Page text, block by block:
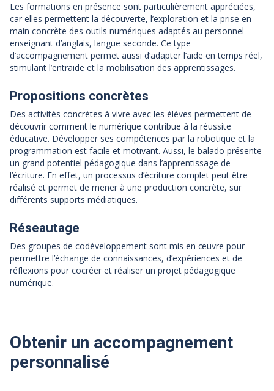
Les formations en présence sont particulièrement appréciées,
car elles permettent la découverte, l’exploration et la prise en
main concrète des outils numériques adaptés au personnel
enseignant d’anglais, langue seconde. Ce type
d’accompagnement permet aussi d’adapter l’aide en temps réel,
stimulant l’entraide et la mobilisation des apprentissages.
Propositions concrètes
Des activités concrètes à vivre avec les élèves permettent de
découvrir comment le numérique contribue à la réussite
éducative. Développer ses compétences par la robotique et la
programmation est facile et motivant. Aussi, le balado présente
un grand potentiel pédagogique dans l’apprentissage de
l’écriture. En effet, un processus d’écriture complet peut être
réalisé et permet de mener à une production concrète, sur
différents supports médiatiques.
Réseautage
Des groupes de codéveloppement sont mis en œuvre pour
permettre l’échange de connaissances, d’expériences et de
réflexions pour cocréer et réaliser un projet pédagogique
numérique.
Obtenir un accompagnement
personnalisé